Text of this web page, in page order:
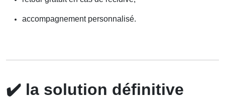
accompagnement personnalisé.
✔️ la solution définitive